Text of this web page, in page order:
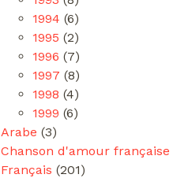
1994 (6)
1995 (2)
1996 (7)
1997 (8)
1998 (4)
1999 (6)
Arabe (3)
Chanson d'amour française
Français (201)